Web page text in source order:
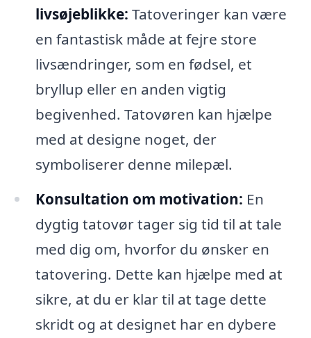
livsøjeblikke: Tatoveringer kan være
en fantastisk måde at fejre store
livsændringer, som en fødsel, et
bryllup eller en anden vigtig
begivenhed. Tatovøren kan hjælpe
med at designe noget, der
symboliserer denne milepæl.
Konsultation om motivation: En
dygtig tatovør tager sig tid til at tale
med dig om, hvorfor du ønsker en
tatovering. Dette kan hjælpe med at
sikre, at du er klar til at tage dette
skridt og at designet har en dybere